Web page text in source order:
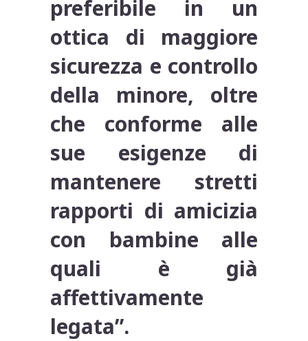
preferibile in un
ottica di maggiore
sicurezza e controllo
della minore, oltre
che conforme alle
sue esigenze di
mantenere stretti
rapporti di amicizia
con bambine alle
quali è già
affettivamente
legata”.